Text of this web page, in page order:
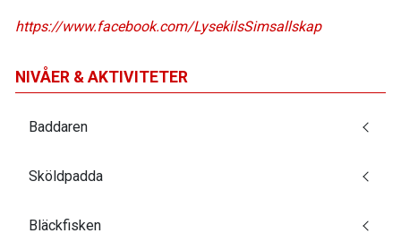
https://www.facebook.com/LysekilsSimsallskap
NIVÅER & AKTIVITETER
Baddaren
Sköldpadda
Bläckfisken